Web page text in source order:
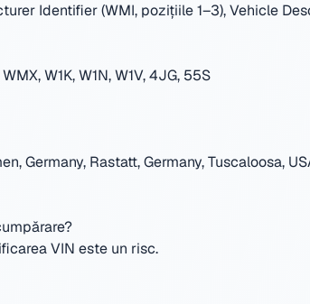
Identifier (WMI, pozițiile 1–3), Vehicle
W1K, W1N, W1V, 4JG, 55S
Germany, Rastatt, Germany, Tuscaloosa,
VIN este un risc.